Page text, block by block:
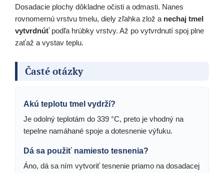
Dosadacie plochy dôkladne očisti a odmasti. Nanes
rovnomernú vrstvu tmelu, diely zľahka zlož a nechaj tmel
vytvrdnúťpodľa hrúbky vrstvy. Až po vytvrdnutí spoj plne
zaťaž a vystav teplu.
Časté otázky
Akú teplotu tmel vydrží?
Je odolný teplotám do 339 °C, preto je vhodný na
tepelne namáhané spoje a dotesnenie výfuku.
Dá sa použiť namiesto tesnenia?
Áno, dá sa ním vytvoriť tesnenie priamo na dosadacej